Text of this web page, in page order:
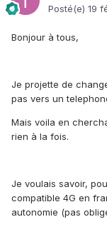
Posté(e) 19
Bonjour à tous,
Je projette de
pas vers un
Mais voila en
rien à la fois.
Je voulais savoir,
compatible 4G en
autonomie (pas